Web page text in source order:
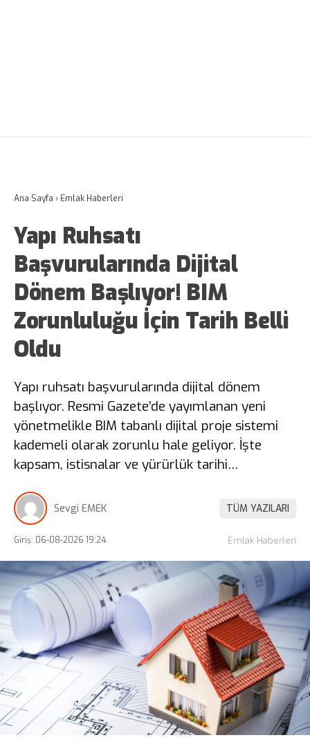
Ana Sayfa › Emlak Haberleri
Yapı Ruhsatı
Başvurularında Dijital
Dönem Başlıyor! BIM
Zorunluluğu İçin Tarih Belli
Oldu
Yapı ruhsatı başvurularında dijital dönem
başlıyor. Resmi Gazete’de yayımlanan yeni
yönetmelikle BIM tabanlı dijital proje sistemi
kademeli olarak zorunlu hale geliyor. İşte
kapsam, istisnalar ve yürürlük tarihi…
Sevgi EMEK TÜM YAZILARI
Giriş: 06-08-2026 19:24 Emlak Haberleri